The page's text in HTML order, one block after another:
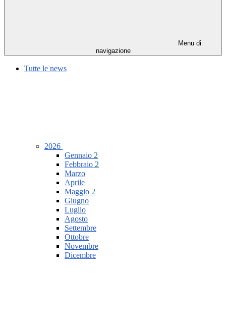
Menu di
navigazione
Tutte le news
2026
Gennaio 2
Febbraio 2
Marzo
Aprile
Maggio 2
Giugno
Luglio
Agosto
Settembre
Ottobre
Novembre
Dicembre